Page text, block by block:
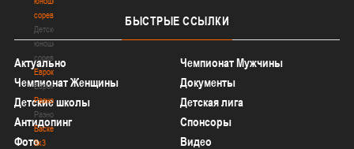
соревнования
Детско-
юношеские
соревнования
Еврокубки
Еврокубки
Разное
Разное
Баскетбол
3х3
БЫСТРЫЕ ССЫЛКИ
Актуально
Чемпионат Мужчины
Чемпионат Женщины
Документы
Детские школы
Детская лига
Антидопинг
Спонсоры
Фото
Видео